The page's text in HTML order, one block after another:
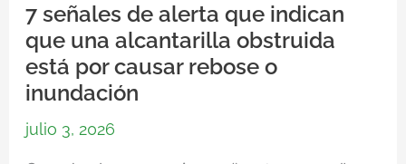
7 señales de alerta que indican
que una alcantarilla obstruida
está por causar rebose o
inundación
julio 3, 2026